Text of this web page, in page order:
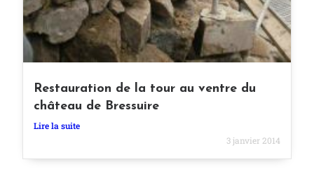
Restauration de la tour au ventre du
château de Bressuire
Lire la suite
3 janvier 2014